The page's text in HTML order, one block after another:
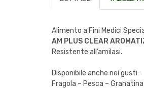
Alimento a Fini Medici
AM PLUS CLEAR
Resistente all’amilasi.
Disponibile anche nei gusti:
Fragola – Pesca –